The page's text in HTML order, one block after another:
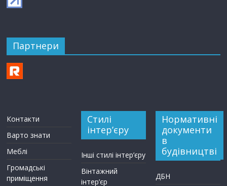
Партнери
Контакти
Варто знати
Меблі
Громадські
приміщення
Стилі
інтер’єру
Інші стилі інтер’єру
Вінтажний
інтер’єр
Нормативні
документи
в
будівництві
ДБН